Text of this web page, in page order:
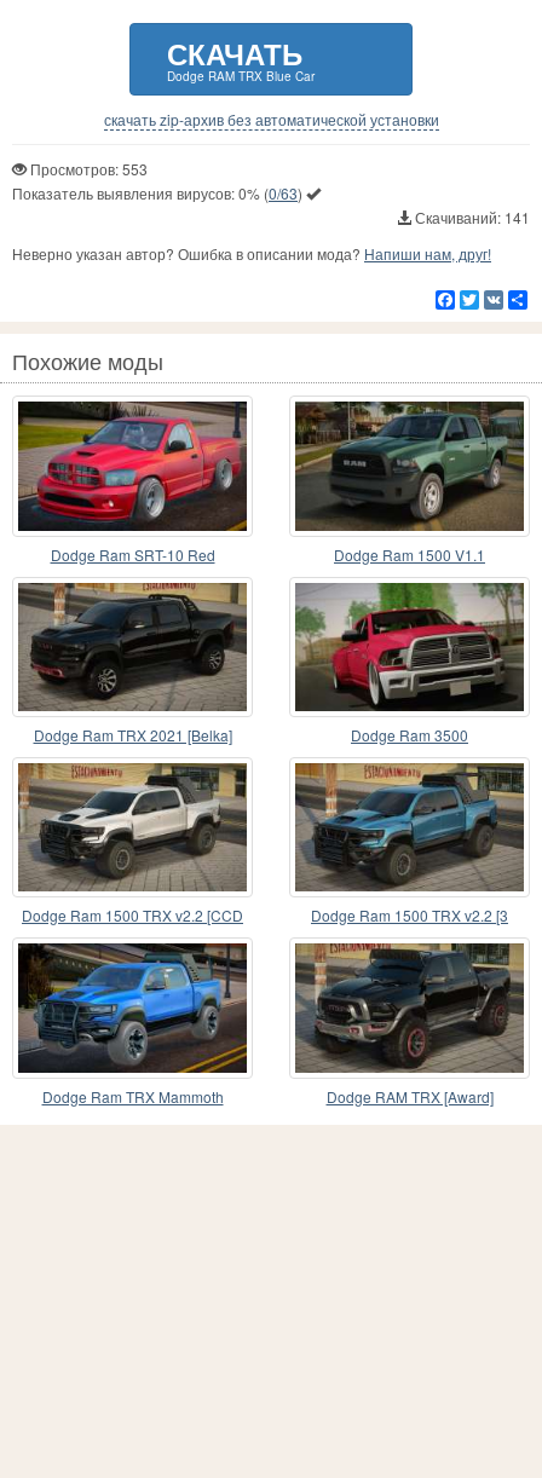
СКАЧАТЬ
Dodge RAM TRX Blue Car
скачать zip-архив без автоматической установки
Просмотров: 553
Показатель выявления вирусов:0% (0/63)
Скачиваний: 141
Неверно указан автор? Ошибка в описании мода? Напиши нам, друг!
Facebook
Twitter
VK
Похожие моды
Dodge Ram SRT-10 Red Dodge Ram 1500 V1.1
Dodge Ram TRX 2021 [Belka] Dodge Ram 3500
Dodge Ram 1500 TRX v2.2 [CCD
Wheels]
Dodge Ram 1500 TRX v2.2 [3
Variant Wheels]
Dodge Ram TRX Mammoth
Dodge RAM TRX [Award]